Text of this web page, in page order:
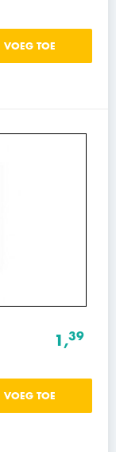
VOEG TOE
1,39
VOEG TOE